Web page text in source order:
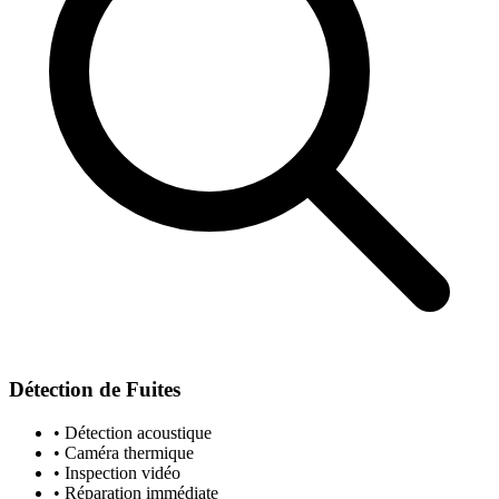
Détection de Fuites
• Détection acoustique
• Caméra thermique
• Inspection vidéo
• Réparation immédiate